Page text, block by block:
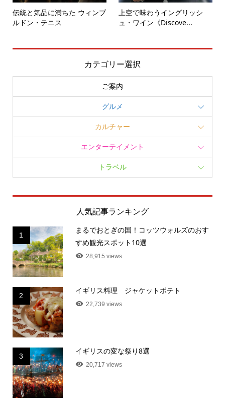
伝統と気品に満ちた ウィンブ
ルドン・テニス
上空で味わうイングリッシ
ュ・ワイン《Discove...
カテゴリー選択
ご案内
グルメ
カルチャー
エンターテイメント
トラベル
人気記事ランキング
1
まるでおとぎの国！コッツウォルズのおす
すめ観光スポット10選
28,915 views
2
イギリス料理 ジャケットポテト
22,739 views
3
イギリスの変な祭り8選
20,717 views